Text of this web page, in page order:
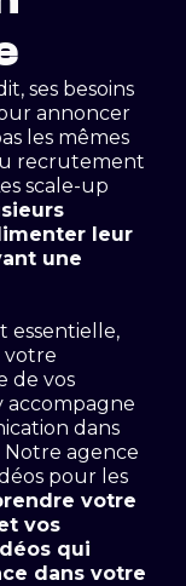
ses besoins
annoncer
les mêmes
recrutement
scale-up
leur
une
essentielle,
votre
de vos
accompagne
dans
agence
pour les
votre
vos
qui
dans votre